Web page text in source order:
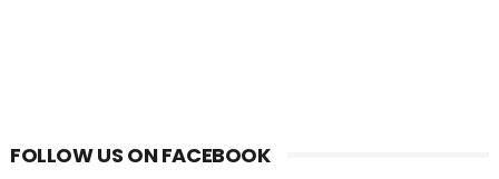
FOLLOW US ON FACEBOOK